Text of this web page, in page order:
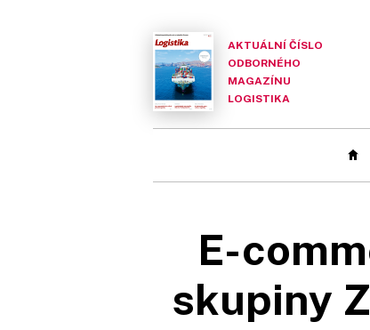
AKTUÁLNÍ ČÍSLO
ODBORNÉHO
MAGAZÍNU
LOGISTIKA
E-
skupiny